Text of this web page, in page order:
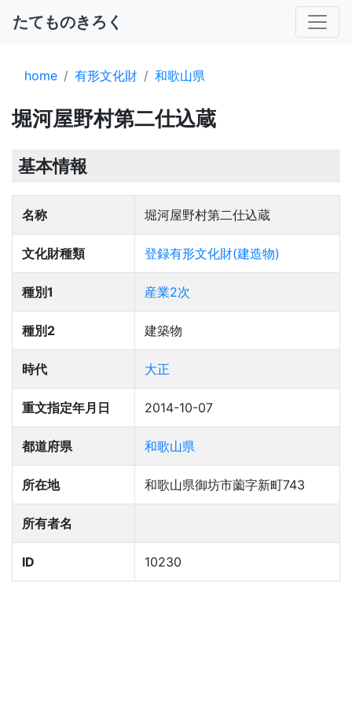
たてものきろく
home 有形文化財 和歌山県
堀河屋野村第二仕込蔵
基本情報
名称 堀河屋野村第二仕込蔵
文化財種類 登録有形文化財(建造物)
種別1 産業2次
種別2 建築物
時代 大正
重文指定年月日 2014-10-07
都道府県 和歌山県
所在地 和歌山県御坊市薗字新町743
所有者名
ID 10230